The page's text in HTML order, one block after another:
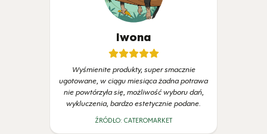
Iwona
Wyśmienite produkty, super smacznie
ugotowane, w ciągu miesiąca żadna potrawa
nie powtórzyła się, możliwość wyboru dań,
wykluczenia, bardzo estetycznie podane.
ŹRÓDŁO: CATEROMARKET